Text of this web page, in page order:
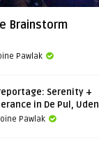
Brainstorm
Pawlak
Serenity +
in De Pul, Uden
Pawlak